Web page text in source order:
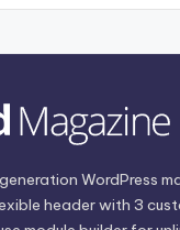
WordPress
header with 3